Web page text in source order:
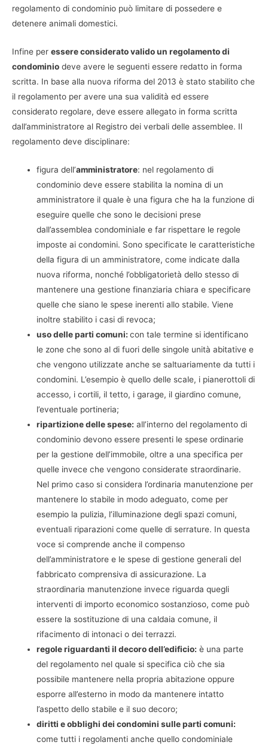
regolamento di condominio può limitare di possedere e
detenere animali domestici.
Infine per essere considerato valido un regolamento di
condominio deve avere le seguenti essere redatto in forma
scritta. In base alla nuova riforma del 2013 è stato stabilito che
il regolamento per avere una sua validità ed essere
considerato regolare, deve essere allegato in forma scritta
dall’amministratore al Registro dei verbali delle assemblee. Il
regolamento deve disciplinare:
figura dell’amministratore: nel regolamento di
condominio deve essere stabilita la nomina di un
amministratore il quale è una figura che ha la funzione di
eseguire quelle che sono le decisioni prese
dall’assemblea condominiale e far rispettare le regole
imposte ai condomini. Sono specificate le caratteristiche
della figura di un amministratore, come indicate dalla
nuova riforma, nonché l’obbligatorietà dello stesso di
mantenere una gestione finanziaria chiara e specificare
quelle che siano le spese inerenti allo stabile. Viene
inoltre stabilito i casi di revoca;
uso delle parti comuni:con tale termine si identificano
le zone che sono al di fuori delle singole unità abitative e
che vengono utilizzate anche se saltuariamente da tutti i
condomini. L’esempio è quello delle scale, i pianerottoli di
accesso, i cortili, il tetto, i garage, il giardino comune,
l’eventuale portineria;
ripartizione delle spese: all’interno del regolamento di
condominio devono essere presenti le spese ordinarie
per la gestione dell’immobile, oltre a una specifica per
quelle invece che vengono considerate straordinarie.
Nel primo caso si considera l’ordinaria manutenzione per
mantenere lo stabile in modo adeguato, come per
esempio la pulizia, l’illuminazione degli spazi comuni,
eventuali riparazioni come quelle di serrature. In questa
voce si comprende anche il compenso
dell’amministratore e le spese di gestione generali del
fabbricato comprensiva di assicurazione. La
straordinaria manutenzione invece riguarda quegli
interventi di importo economico sostanzioso, come può
essere la sostituzione di una caldaia comune, il
rifacimento di intonaci o dei terrazzi.
regole riguardanti il decoro dell’edificio: è una parte
del regolamento nel quale si specifica ciò che sia
possibile mantenere nella propria abitazione oppure
esporre all’esterno in modo da mantenere intatto
l’aspetto dello stabile e il suo decoro;
diritti e obblighi dei condomini sulle parti comuni:
come tutti i regolamenti anche quello condominiale